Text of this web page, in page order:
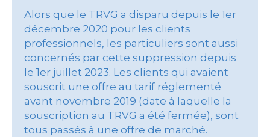
Alors que le TRVG a disparu depuis le 1er
décembre 2020 pour les clients
professionnels, les particuliers sont aussi
concernés par cette suppression depuis
le 1er juillet 2023. Les clients qui avaient
souscrit une offre au tarif réglementé
avant novembre 2019 (date à laquelle la
souscription au TRVG a été fermée), sont
tous passés à une offre de marché.